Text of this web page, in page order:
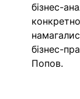
бізнес-
бізнес-
Попов.